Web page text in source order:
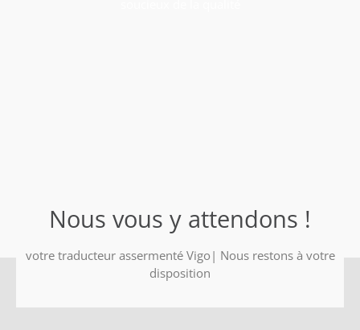
Nous vous y attendons !
votre traducteur assermenté Vigo| Nous restons à votre
disposition